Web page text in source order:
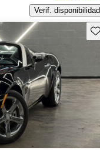
Verif. disponibilidad